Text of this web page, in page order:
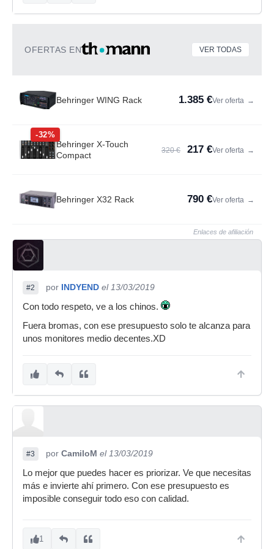
OFERTAS EN VER TODAS
Behringer WING Rack 1.385 €Ver oferta →
-32%
Behringer X-Touch
Compact
320 € 217 €Ver oferta →
Behringer X32 Rack 790 €Ver oferta →
Enlaces de afiliación
#2 por INDYEND el 13/03/2019
Con todo respeto, ve a los chinos.
Fuera bromas, con ese presupuesto solo te alcanza para
unos monitores medio decentes.XD
#3 por CamiloM el 13/03/2019
Lo mejor que puedes hacer es priorizar. Ve que necesitas
más e invierte ahí primero. Con ese presupuesto es
imposible conseguir todo eso con calidad.
1